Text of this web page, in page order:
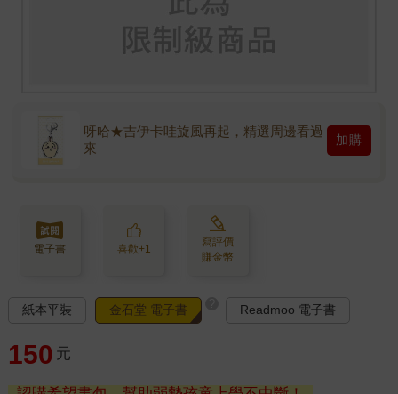
呀哈★吉伊卡哇旋風再起，精選周邊看過
來
加購
電子書 喜歡+1
寫評價
賺金幣
紙本平裝 金石堂 電子書 Readmoo 電子書
150 元